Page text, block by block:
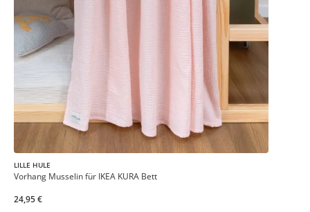
LILLE HULE
Vorhang Musselin für IKEA KURA Bett
24,95 €